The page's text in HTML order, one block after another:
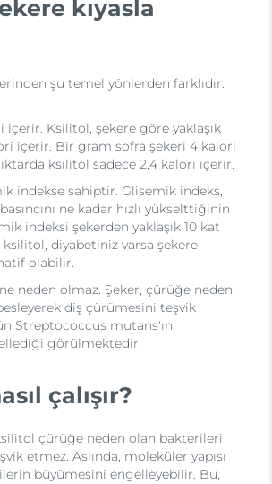
kıyasla
şu temel yönlerden farklıdır:
içerir. Ksilitol, şekere göre yaklaşık
içerir. Bir gram sofra şekeri 4 kalori
ksilitol sadece 2,4 kalori içerir.
indekse sahiptir. Glisemik indeks,
ne kadar hızlı yükselttiğinin
indeksi şekerden yaklaşık 10 kat
diyabetiniz varsa şekere
olabilir.
neden olmaz. Şeker, çürüğe neden
diş çürümesini teşvik
Streptococcus mutans'ın
görülmektedir.
çalışır?
çürüğe neden olan bakterileri
etmez. Aslında, moleküler yapısı
büyümesini engelleyebilir. Bu,